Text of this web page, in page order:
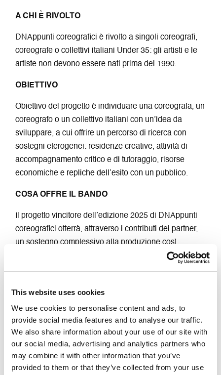
This website uses cookies
We use cookies to personalise content and ads, to
provide social media features and to analyse our traffic.
We also share information about your use of our site with
our social media, advertising and analytics partners who
may combine it with other information that you’ve
provided to them or that they’ve collected from your use
A CHI È RIVOLTO
DNAppunti coreografici è rivolto a singoli coreografi,
coreografe o collettivi italiani Under 35: gli artisti e le
artiste non devono essere nati prima del 1990.
OBIETTIVO
Obiettivo del progetto è individuare una coreografa, un
coreografo o un collettivo italiani con un’idea da
sviluppare, a cui offrire un percorso di ricerca con
sostegni eterogenei: residenze creative, attività di
accompagnamento critico e di tutoraggio, risorse
economiche e repliche dell’esito con un pubblico.
COSA OFFRE IL BANDO
Il progetto vincitore dell’edizione 2025 di DNAppunti
coreografici otterrà, attraverso i contributi dei partner,
un sostegno complessivo alla produzione così
Contributo economico complessivo di un max.
18.500,00 euro
5 repliche del progetto realizzato all’interno delle
Percorso di accompagnamento critico e tutoraggio
curato dai partner di progetto